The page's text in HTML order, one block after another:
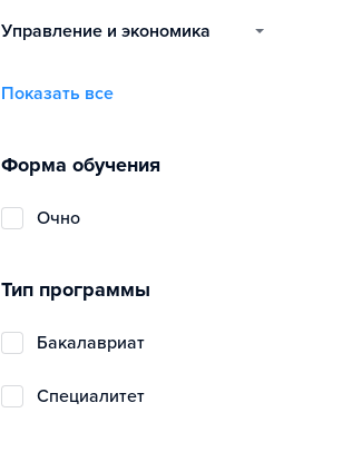
управление и экономика
Показать все
Форма обучения
очно
Тип программы
бакалавриат
специалитет